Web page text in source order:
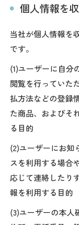
個人情報を
当社が個人情報を
です。
(1)ユーザーに自分
閲覧を行っていた
払方法などの登録
た商品、およびそ
る目的
(2)ユーザーにお知
スを利用する場合
応じて連絡したり
報を利用する目的
(3)ユーザーの本人